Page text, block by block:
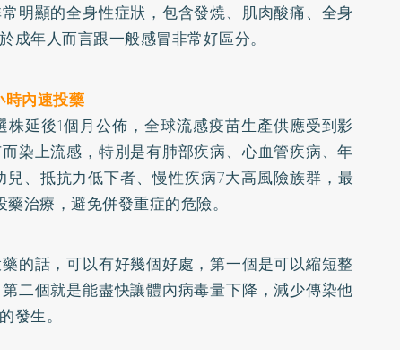
明顯的全身性症狀，包含發燒、肌肉酸痛、全身
成年人而言跟一般感冒非常好區分。
內速投藥
延後1個月公佈，全球流感疫苗生產供應受到影
染上流感，特別是有肺部疾病、心血管疾病、年
、抵抗力低下者、慢性疾病7大高風險族群，最
治療，避免併發重症的危險。
的話，可以有好幾個好處，第一個是可以縮短整
二個就是能盡快讓體內病毒量下降，減少傳染他
發生。